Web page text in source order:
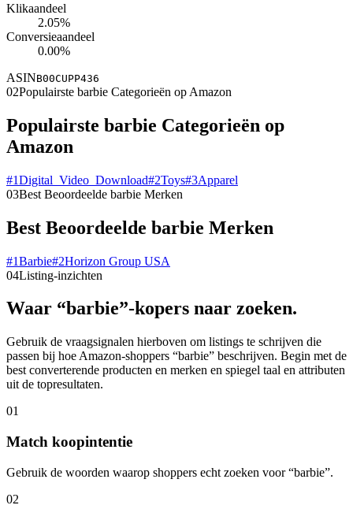
Klikaandeel
2.05%
Conversieaandeel
0.00%
ASINB00CUPP436
02Populairste barbie Categorieën op Amazon
Populairste barbie Categorieën op
Amazon
#1Digital_Video_Download#2Toys#3Apparel
03Best Beoordeelde barbie Merken
Best Beoordeelde barbie Merken
#1Barbie#2Horizon Group USA
04Listing-inzichten
Waar “barbie”-kopers naar zoeken.
Gebruik de vraagsignalen hierboven om listings te schrijven die
passen bij hoe Amazon-shoppers “barbie” beschrijven. Begin met de
best converterende producten en merken en spiegel taal en attributen
uit de topresultaten.
01
Match koopintentie
Gebruik de woorden waarop shoppers echt zoeken voor “barbie”.
02